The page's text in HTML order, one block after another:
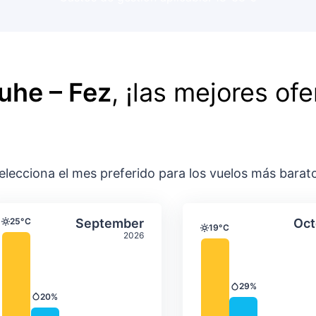
– Fez, ¡las mejores
el mes preferido para los vuelos más
media mensual
September
2026
Temperatura y precipitación media
Temperatura
25°C
Precipitación
20%
Seleccionar SeptemberTemperatura
Temperatura
19°C
Precipitación
29%